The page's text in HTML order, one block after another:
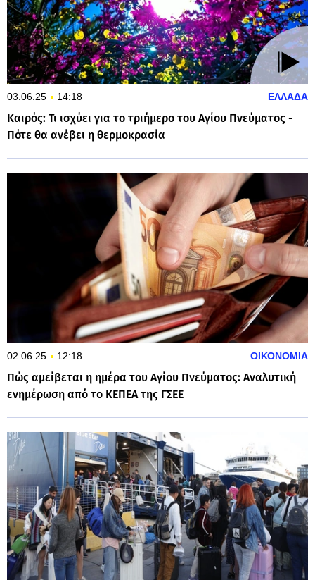
03.06.25 14:18 ΕΛΛΑΔΑ
Καιρός: Τι ισχύει για το τριήμερο του Αγίου Πνεύματος -
Πότε θα ανέβει η θερμοκρασία
02.06.25 12:18 ΟΙΚΟΝΟΜΙΑ
Πώς αμείβεται η ημέρα του Αγίου Πνεύματος: Αναλυτική
ενημέρωση από το ΚΕΠΕΑ της ΓΣΕΕ